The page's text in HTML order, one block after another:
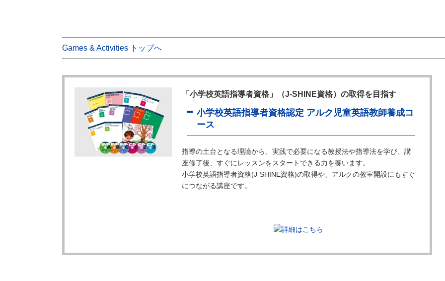
Games & Activities トップへ
「小学校英語指導者資格」（J-SHINE資格）の取得を目指す
小学校英語指導者資格認定 アルク児童英語教師養成コ
ース
指導の土台となる理論から、実践で必要になる教授法や指導法を学び、講
座修了後、すぐにレッスンをスタートできる力を養います。
小学校英語指導者資格(J-SHINE資格)の取得や、アルクの教室開設にもすぐ
につながる講座です。